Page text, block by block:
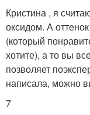
Кристина , я
оксидом. А
(который
хотите), а то вы
позволяет
написала, можно
7